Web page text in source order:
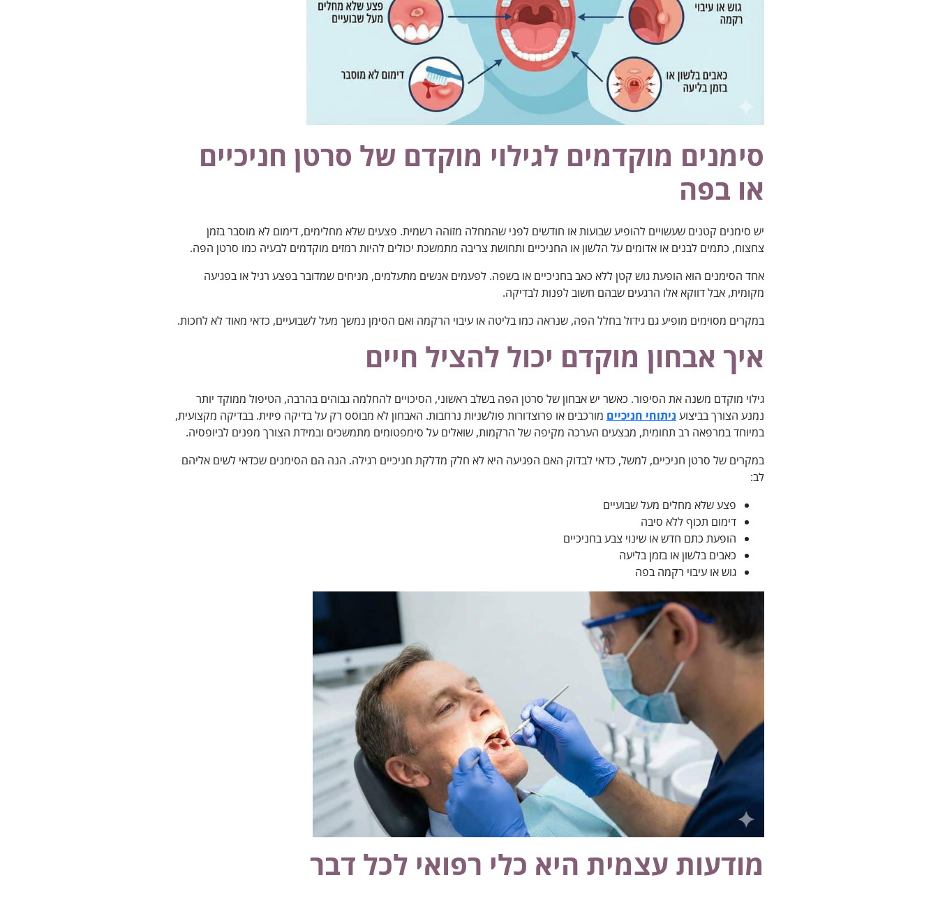
סימנים מוקדמים לגילוי מוקדם של סרטן חניכיים
או בפה
יש סימנים קטנים שעשויים להופיע שבועות או חודשים לפני שהמחלה מזוהה רשמית. פצעים שלא מחלימים, דימום לא מוסבר בזמן
צחצוח, כתמים לבנים או אדומים על הלשון או החניכיים ותחושת צריבה מתמשכת יכולים להיות רמזים מוקדמים לבעיה כמו סרטן הפה.
אחד הסימנים הוא הופעת גוש קטן ללא כאב בחניכיים או בשפה. לפעמים אנשים מתעלמים, מניחים שמדובר בפצע רגיל או בפגיעה
מקומית, אבל דווקא אלו הרגעים שבהם חשוב לפנות לבדיקה.
במקרים מסוימים מופיע גם גידול בחלל הפה, שנראה כמו בליטה או עיבוי הרקמה ואם הסימן נמשך מעל לשבועיים, כדאי מאוד לא לחכות.
איך אבחון מוקדם יכול להציל חיים
גילוי מוקדם משנה את הסיפור. כאשר יש אבחון של סרטן הפה בשלב ראשוני, הסיכויים להחלמה גבוהים בהרבה, הטיפול ממוקד יותר
נמנע הצורך בביצוע ניתוחי חניכיים מורכבים או פרוצדורות פולשניות נרחבות. האבחון לא מבוסס רק על בדיקה פיזית. בבדיקה מקצועית,
במיוחד במרפאה רב תחומית, מבצעים הערכה מקיפה של הרקמות, שואלים על סימפטומים מתמשכים ובמידת הצורך מפנים לביופסיה.
במקרים של סרטן חניכיים, למשל, כדאי לבדוק האם הפגיעה היא לא חלק מדלקת חניכיים רגילה. הנה הם הסימנים שכדאי לשים אליהם
לב:
פצע שלא מחלים מעל שבועיים
דימום תכוף ללא סיבה
הופעת כתם חדש או שינוי צבע בחניכיים
כאבים בלשון או בזמן בליעה
גוש או עיבוי רקמה בפה
מודעות עצמית היא כלי רפואי לכל דבר